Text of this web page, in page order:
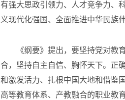
有强大思政引领力、人才竞争力、
义现代化强国、全面推进中华民族
《纲要》提出，要坚持党对教育
合，坚持自主自信、胸怀天下。正
和激发活力、扎根中国大地和借鉴
高等教育体系、产教融合的职业教